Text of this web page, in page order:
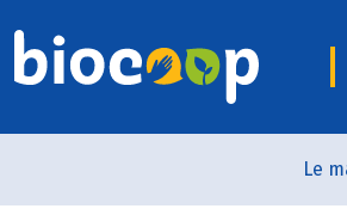
Le